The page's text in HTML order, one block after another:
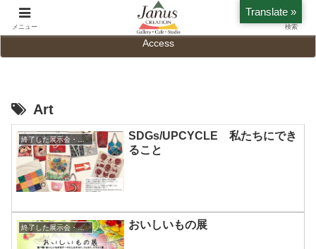
History
Access
Art
SDGs/UPCYCLE 私たちにでき
ること
終了した展示会・WS・イベント おいしいもの展
メニュー 検索
Translate »